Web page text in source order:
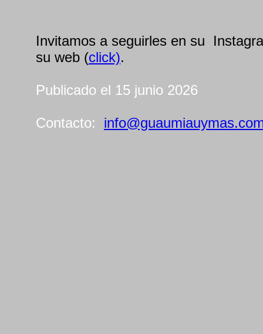
Invitamos a seguirles en su
su web (click).
Publicado el 15 junio 2026
Contacto: